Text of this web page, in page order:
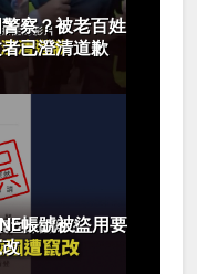
察？被老百姓
已澄清道歉
帳號被盜用要